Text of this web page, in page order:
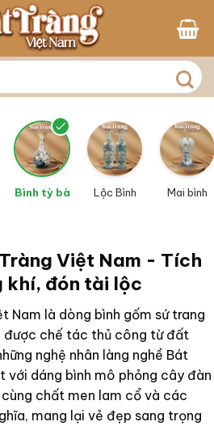
Bình tỳ bà Lộc Bình Mai bình
Việt Nam - Tích
khí, đón tài lộc
Nam là dòng bình gốm sứ trang
được chế tác thủ công từ đất
nghệ nhân làng nghề Bát
với dáng bình mô phỏng cây đàn
chất men lam cổ và các
mang lại vẻ đẹp sang trọng